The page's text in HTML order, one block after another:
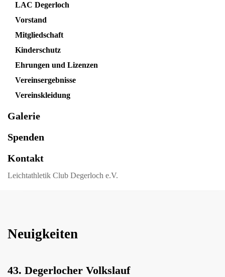
LAC Degerloch
Vorstand
Mitgliedschaft
Kinderschutz
Ehrungen und Lizenzen
Vereinsergebnisse
Vereinskleidung
Galerie
Spenden
Kontakt
Leichtathletik Club Degerloch e.V.
Neuigkeiten
43. Degerlocher Volkslauf